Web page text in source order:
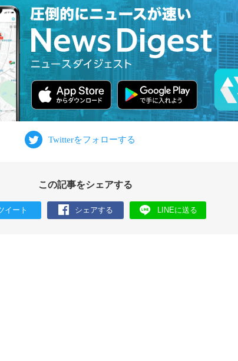
この記事をシェアする
イート シェアする LINEに送る